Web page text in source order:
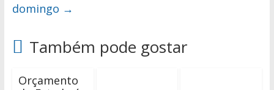
domingo →
Também pode gostar
Orçamento